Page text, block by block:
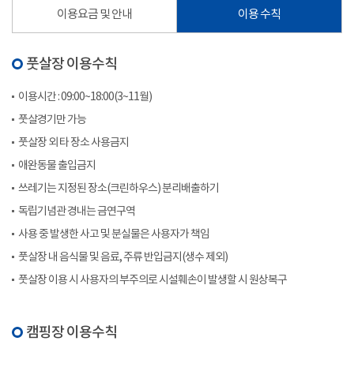
이용요금 및 안내 이용 수칙
풋살장 이용수칙
이용시간 : 09:00~18:00(3~11월)
풋살경기만 가능
풋살장 외 타 장소 사용금지
애완동물 출입금지
쓰레기는 지정된 장소(크린하우스) 분리배출하기
독립기념관 경내는 금연구역
사용 중 발생한 사고 및 분실물은 사용자가 책임
풋살장 내 음식물 및 음료, 주류 반입금지(생수 제외)
풋살장 이용 시 사용자의 부주의로 시설훼손이 발생할 시 원상복구
캠핑장 이용수칙